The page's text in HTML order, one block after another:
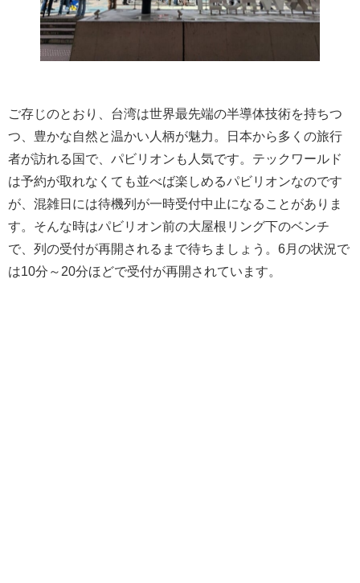
ご存じのとおり、台湾は世界最先端の半導体技術を持ちつ
つ、豊かな自然と温かい人柄が魅力。日本から多くの旅行
者が訪れる国で、パビリオンも人気です。テックワールド
は予約が取れなくても並べば楽しめるパビリオンなのです
が、混雑日には待機列が一時受付中止になることがありま
す。そんな時はパビリオン前の大屋根リング下のベンチ
で、列の受付が再開されるまで待ちましょう。6月の状況で
は10分～20分ほどで受付が再開されています。